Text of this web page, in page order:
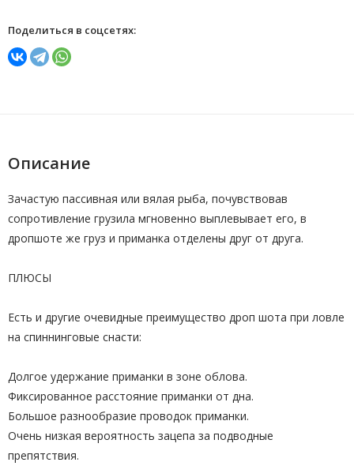
Поделиться в соцсетях:
Описание
Зачастую пассивная или вялая рыба, почувствовав
сопротивление грузила мгновенно выплевывает его, в
дропшоте же груз и приманка отделены друг от друга.
ПЛЮСЫ
Есть и другие очевидные преимущество дроп шота при ловле
на спиннинговые снасти:
Долгое удержание приманки в зоне облова.
Фиксированное расстояние приманки от дна.
Большое разнообразие проводок приманки.
Очень низкая вероятность зацепа за подводные
препятствия.